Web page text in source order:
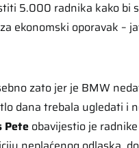
5.000 radnika kako bi
ekonomski oporavak –
zato jer je BMW
dana trebala ugledati i
Pete obavijestio je